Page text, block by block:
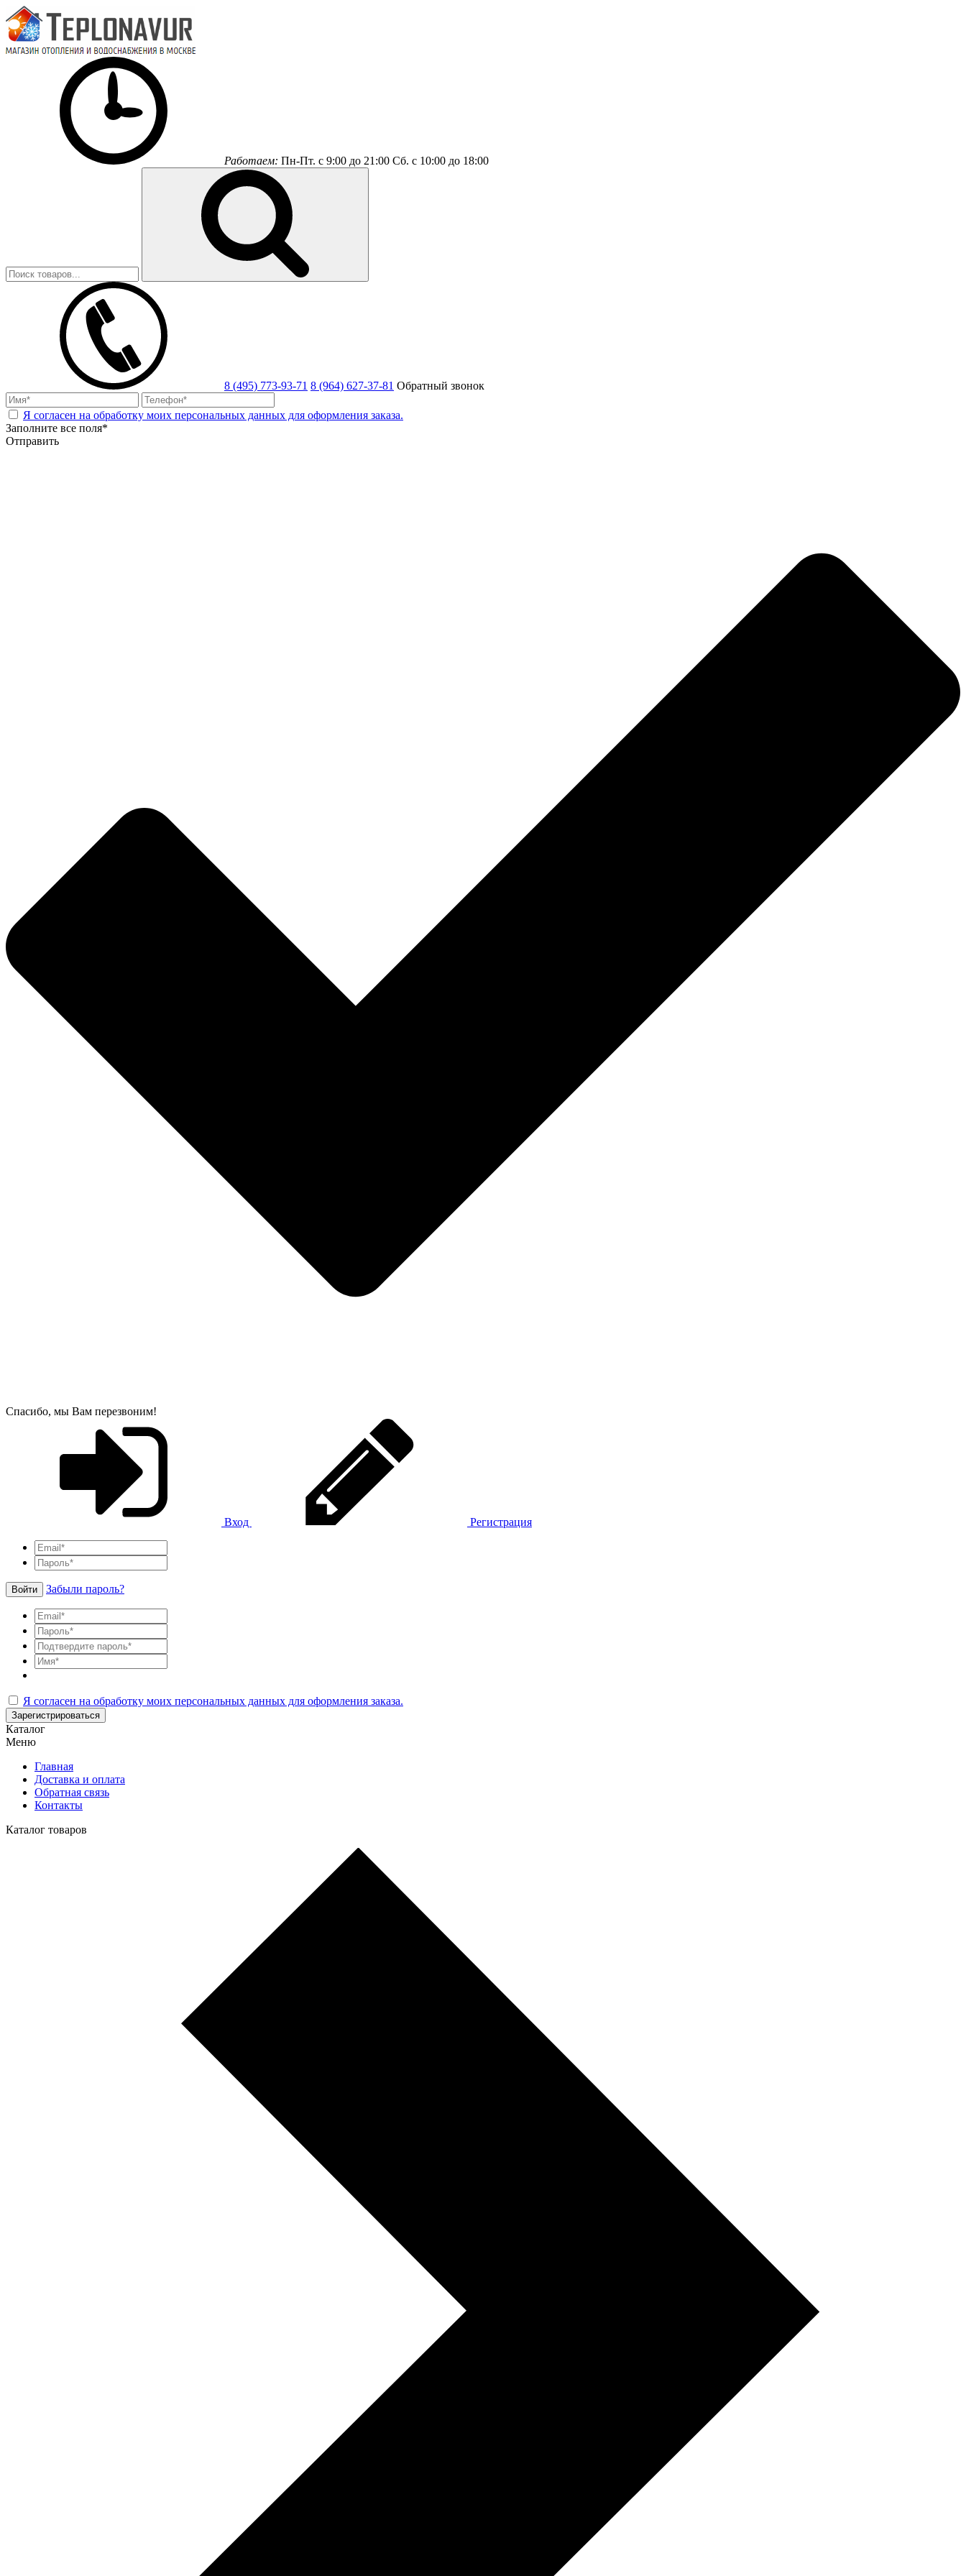
Работаем: Пн-Пт. с 9:00 до 21:00 Сб. с 10:00 до 18:00
8 (495) 773-93-71 8 (964) 627-37-81 Обратный звонок
Я согласен на обработку моих персональных данных для оформления заказа.
Заполните все поля*
Отправить
Спасибо, мы Вам перезвоним!
Вход Регистрация
Войти Забыли пароль?
Я согласен на обработку моих персональных данных для оформления заказа.
Зарегистрироваться
Каталог
Меню
Главная
Доставка и оплата
Обратная связь
Контакты
Каталог товаров